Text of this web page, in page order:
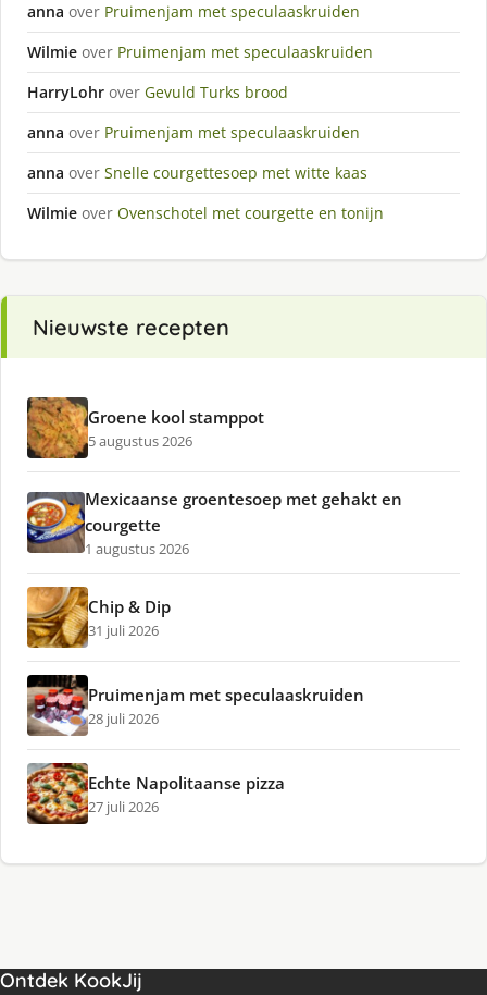
anna over Pruimenjam met speculaaskruiden
Wilmie over Pruimenjam met speculaaskruiden
HarryLohr over Gevuld Turks brood
anna over Pruimenjam met speculaaskruiden
anna over Snelle courgettesoep met witte kaas
Wilmie over Ovenschotel met courgette en tonijn
Nieuwste recepten
Groene kool stamppot
5 augustus 2026
Mexicaanse groentesoep met gehakt en
courgette
1 augustus 2026
Chip & Dip
31 juli 2026
Pruimenjam met speculaaskruiden
28 juli 2026
Echte Napolitaanse pizza
27 juli 2026
Ontdek KookJij